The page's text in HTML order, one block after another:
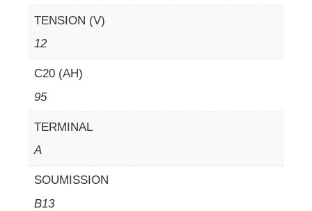
TENSION (V)
12
C20 (AH)
95
TERMINAL
A
SOUMISSION
B13